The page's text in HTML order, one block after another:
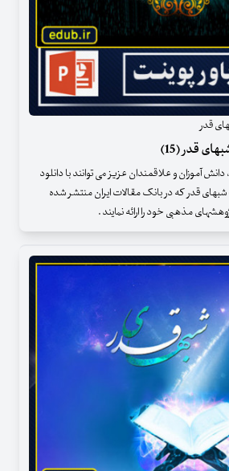
قدر
قدر (15)
آموزان و علاقمندان عزیز می توانند با دانلود
شبهای قدر که در بانک مقالات ایران منتشر شده
مذهبی خود را ارائه نمایند .